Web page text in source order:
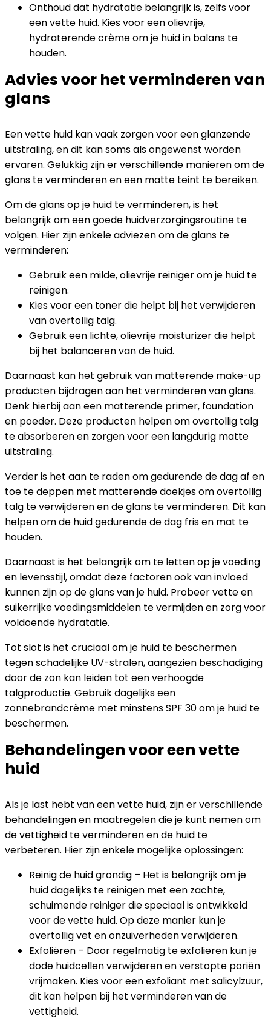
Onthoud dat hydratatie belangrijk is, zelfs voor
een vette huid. Kies voor een olievrije,
hydraterende crème om je huid in balans te
houden.
Advies voor het verminderen van
glans
Een vette huid kan vaak zorgen voor een glanzende
uitstraling, en dit kan soms als ongewenst worden
ervaren. Gelukkig zijn er verschillende manieren om de
glans te verminderen en een matte teint te bereiken.
Om de glans op je huid te verminderen, is het
belangrijk om een goede huidverzorgingsroutine te
volgen. Hier zijn enkele adviezen om de glans te
verminderen:
Gebruik een milde, olievrije reiniger om je huid te
reinigen.
Kies voor een toner die helpt bij het verwijderen
van overtollig talg.
Gebruik een lichte, olievrije moisturizer die helpt
bij het balanceren van de huid.
Daarnaast kan het gebruik van matterende make-up
producten bijdragen aan het verminderen van glans.
Denk hierbij aan een matterende primer, foundation
en poeder. Deze producten helpen om overtollig talg
te absorberen en zorgen voor een langdurig matte
uitstraling.
Verder is het aan te raden om gedurende de dag af en
toe te deppen met matterende doekjes om overtollig
talg te verwijderen en de glans te verminderen. Dit kan
helpen om de huid gedurende de dag fris en mat te
houden.
Daarnaast is het belangrijk om te letten op je voeding
en levensstijl, omdat deze factoren ook van invloed
kunnen zijn op de glans van je huid. Probeer vette en
suikerrijke voedingsmiddelen te vermijden en zorg voor
voldoende hydratatie.
Tot slot is het cruciaal om je huid te beschermen
tegen schadelijke UV-stralen, aangezien beschadiging
door de zon kan leiden tot een verhoogde
talgproductie. Gebruik dagelijks een
zonnebrandcrème met minstens SPF 30 om je huid te
beschermen.
Behandelingen voor een vette
huid
Als je last hebt van een vette huid, zijn er verschillende
behandelingen en maatregelen die je kunt nemen om
de vettigheid te verminderen en de huid te
verbeteren. Hier zijn enkele mogelijke oplossingen:
Reinig de huid grondig – Het is belangrijk om je
huid dagelijks te reinigen met een zachte,
schuimende reiniger die speciaal is ontwikkeld
voor de vette huid. Op deze manier kun je
overtollig vet en onzuiverheden verwijderen.
Exfoliëren – Door regelmatig te exfoliëren kun je
dode huidcellen verwijderen en verstopte poriën
vrijmaken. Kies voor een exfoliant met salicylzuur,
dit kan helpen bij het verminderen van de
vettigheid.